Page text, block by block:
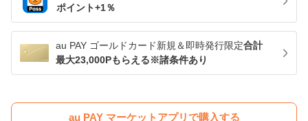
ポイント+1％
au PAY ゴールドカード新規＆即時発行限定合計
最大23,000Pもらえる※諸条件あり
au PAY マーケットアプリで購入する